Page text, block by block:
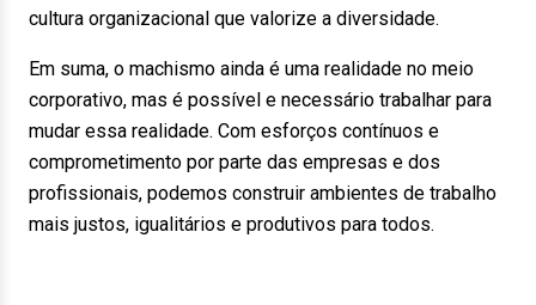
cultura organizacional que valorize a diversidade.
Em suma, o machismo ainda é uma realidade no meio
corporativo, mas é possível e necessário trabalhar para
mudar essa realidade. Com esforços contínuos e
comprometimento por parte das empresas e dos
profissionais, podemos construir ambientes de trabalho
mais justos, igualitários e produtivos para todos.